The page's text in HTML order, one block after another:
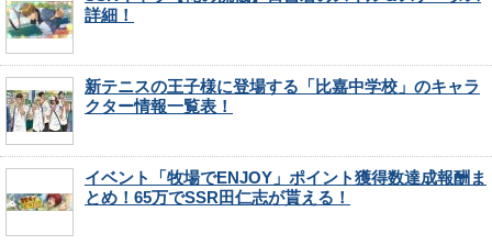
詳細！
新テニスの王子様に登場する「比嘉中学校」のキャラ
クター情報一覧表！
イベント「牧場でENJOY」ポイント獲得数達成報酬ま
とめ！65万でSSR田仁志が貰える！